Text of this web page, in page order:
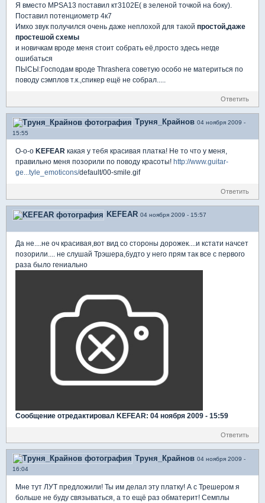
Я вместо MPSA13 поставил кт3102Е( в зеленой точкой на боку).
Поставил потенциометр 4к7
Имхо звук получился очень даже неплохой для такой простой,даже
простешой схемы
и новичкам вроде меня стоит собрать её,просто здесь негде
ошибаться
ПЫСЫ:Господам вроде Thrashera советую особо не материться по
поводу сэмплов т.к.,спикер ещё не собрал.....
Ответить
Труня_Крайнов 04 ноября 2009 -
15:55
О-о-о KEFEAR какая у тебя красивая платка! Не то что у меня,
правильно меня позорили по поводу красоты! http://www.guitar-
ge...tyle_emoticons/default/00-smile.gif
Ответить
KEFEAR 04 ноября 2009 - 15:57
Да не....не оч красивая,вот вид со стороны дорожек....и кстати начсет
позорили.... не слушай Трэшера,будто у него прям так все с первого
раза было гениально
Сообщение отредактировал KEFEAR: 04 ноября 2009 - 15:59
Ответить
Труня_Крайнов 04 ноября 2009 -
16:04
Мне тут ЛУТ предложили! Ты им делал эту платку! А с Трешером я
больше не буду связываться, а то ещё раз обматерит! Семплы